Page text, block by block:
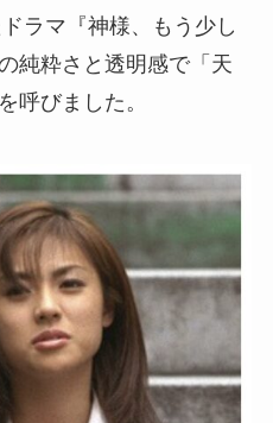
ラマ『神様、もう少し
純粋さと透明感で「天
呼びました。